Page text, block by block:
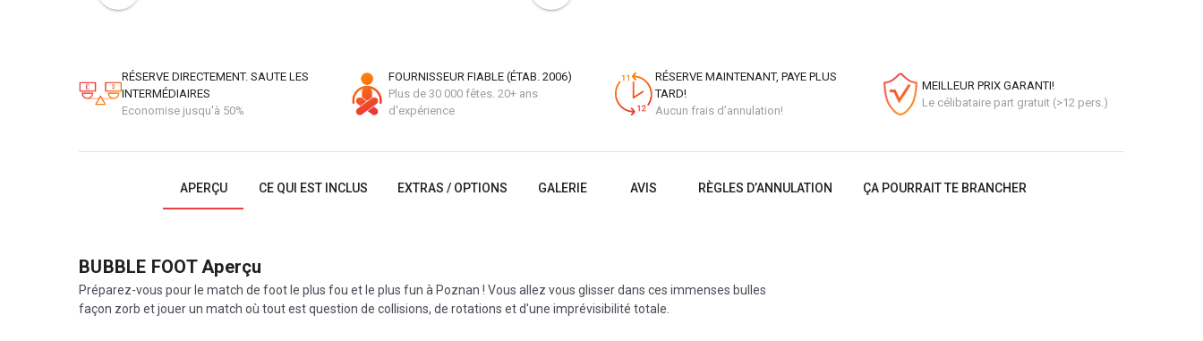
RÉSERVE DIRECTEMENT. SAUTE LES
INTERMÉDIAIRES
Economise jusqu'à 50%
FOURNISSEUR FIABLE (ÉTAB. 2006)
Plus de 30 000 fêtes. 20+ ans
d'expérience
RÉSERVE MAINTENANT, PAYE PLUS
TARD!
Aucun frais d’annulation!
MEILLEUR PRIX GARANTI!
Le célibataire part gratuit (>12 pers.)
APERÇU CE QUI EST INCLUS EXTRAS / OPTIONS GALERIE AVIS RÈGLES D’ANNULATION ÇA POURRAIT TE BRANCHER
BUBBLE FOOTAperçu
Préparez-vous pour le match de foot le plus fou et le plus fun à Poznan ! Vous allez vous glisser dans ces immenses bulles
façon zorb et jouer un match où tout est question de collisions, de rotations et d'une imprévisibilité totale.